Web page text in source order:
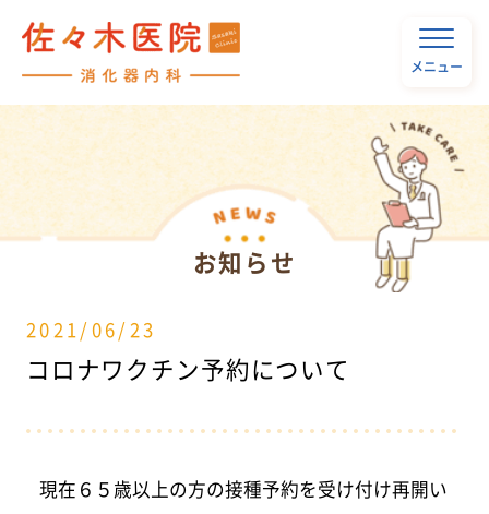
メニュー
お知らせ
2021/06/23
コロナワクチン予約について
現在６５歳以上の方の接種予約を受け付け再開い